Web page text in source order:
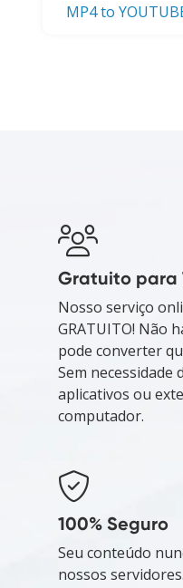
MP4 to
Gratuito para
Nosso serviço
GRATUITO! Não
pode converter
Sem
aplicativos ou
computador.
100% Seguro
Seu conteúdo
nossos